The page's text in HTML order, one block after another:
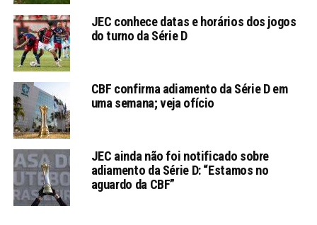
JEC conhece datas e horários dos jogos
do turno da Série D
CBF confirma adiamento da Série D em
uma semana; veja ofício
JEC ainda não foi notificado sobre
adiamento da Série D: “Estamos no
aguardo da CBF”